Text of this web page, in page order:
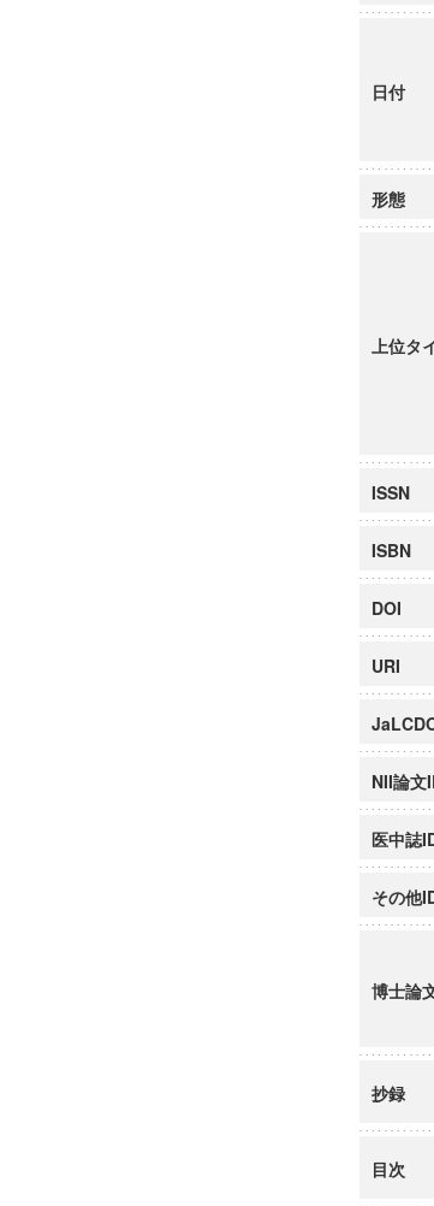
慶應義塾大学グローバルCOEプログラム
慶應義塾大学グローバルCOEプログラム
博士課程教育リーディングプログラム「
日付
形態
上位タ
ISSN
ISBN
DOI
URI
NII論文
医中誌
その他
博士論
抄録
目次